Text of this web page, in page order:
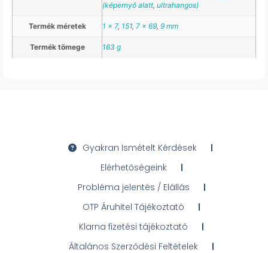
(képernyő alatt, ultrahangos)
Termék méretek 1 x 7, 151, 7 x 69, 9 mm
Termék tömege 163 g
Gyakran Ismételt Kérdések
Elérhetőségeink
Probléma jelentés / Elállás
OTP Áruhitel Tájékoztató
Klarna fizetési tájékoztató
Általános Szerződési Feltételek